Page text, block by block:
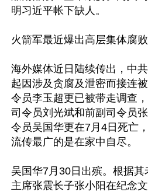
明习近平帐下缺人。
火箭军最近爆出高层集体腐
海外媒体近日陆续传出，中
起因涉及贪腐及泄密而接连
令员李玉超更已被带走调查
司令员刘光斌和前副司令员
令员吴国华更在7月4日死亡
流传最广的是在家中自尽。
吴国华7月30日出殡。根据其
主席张震长子张小阳在纪念